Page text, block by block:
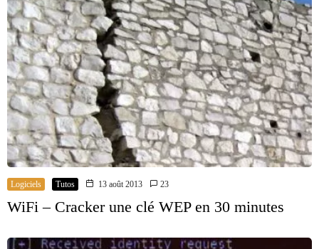
Logiciels Tutos 13 août 2013 23
WiFi – Cracker une clé WEP en 30 minutes